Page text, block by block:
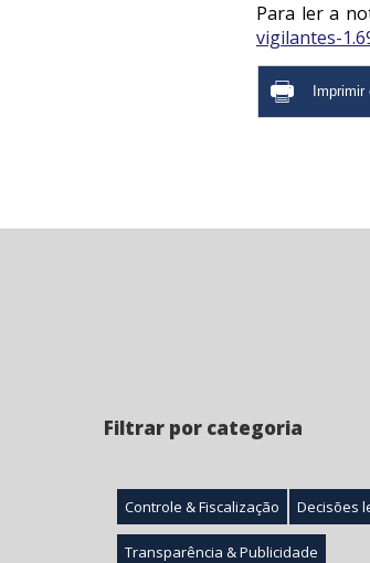
Para ler a
vigilantes-
Filtrar por categoria
Controle & Fiscalização Decisões
Transparência & Publicidade